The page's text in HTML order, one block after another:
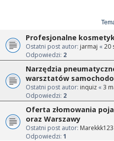
Profesjonalne
Ostatni post autor: jarmaj « 20
Odpowiedzi: 2
Narzędzia
warsztatów
Ostatni post autor: inquiz « 3
Odpowiedzi: 2
Oferta złomowania
oraz Warszawy
Ostatni post autor:
Odpowiedzi: 1